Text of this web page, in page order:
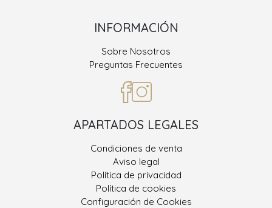
INFORMACIÓN
Sobre Nosotros
Preguntas Frecuentes
APARTADOS LEGALES
Condiciones de venta
Aviso legal
Política de privacidad
Política de cookies
Configuración de Cookies